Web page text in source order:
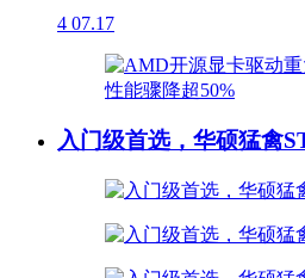
4 07.17
入门级首选，华硕猛禽